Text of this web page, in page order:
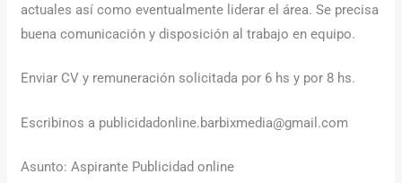
actuales así como eventualmente liderar el área. Se precisa
buena comunicación y disposición al trabajo en equipo.
Enviar CV y remuneración solicitada por 6 hs y por 8 hs.
Escribinos a publicidadonline.barbixmedia@gmail.com
Asunto: Aspirante Publicidad online